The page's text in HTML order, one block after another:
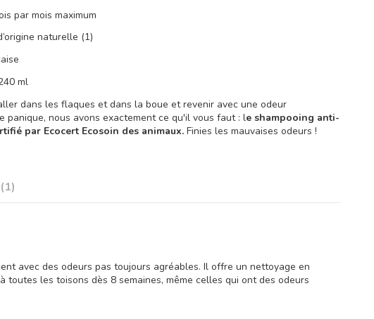
par mois maximum
naturelle (1)
ml
dans les flaques et dans la boue et revenir avec une odeur
panique, nous avons exactement ce qu'il vous faut : le shampooing anti-
par Ecocert Ecosoin des animaux.Finies les mauvaises odeurs !
(1)
avec des odeurs pas toujours agréables. Il offre un nettoyage en
les toisons dès 8 semaines, même celles qui ont des odeurs